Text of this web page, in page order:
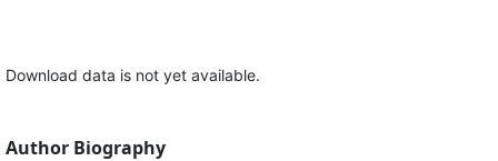
Download data is not yet available.
Author Biography